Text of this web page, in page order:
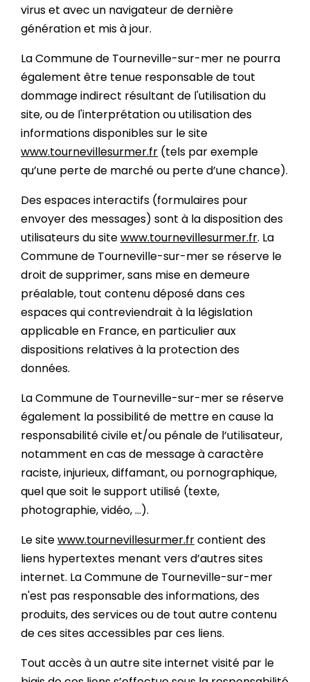
virus et avec un navigateur de dernière
génération et mis à jour.
La Commune de Tourneville-sur-mer ne pourra
également être tenue responsable de tout
dommage indirect résultant de l'utilisation du
site, ou de l'interprétation ou utilisation des
informations disponibles sur le site
www.tournevillesurmer.fr (tels par exemple
qu’une perte de marché ou perte d’une chance).
Des espaces interactifs (formulaires pour
envoyer des messages) sont à la disposition des
utilisateurs du sitewww.tournevillesurmer.fr. La
Commune de Tourneville-sur-mer se réserve le
droit de supprimer, sans mise en demeure
préalable, tout contenu déposé dans ces
espaces qui contreviendrait à la législation
applicable en France, en particulier aux
dispositions relatives à la protection des
données.
La Commune de Tourneville-sur-mer se réserve
également la possibilité de mettre en cause la
responsabilité civile et/ou pénale de l’utilisateur,
notamment en cas de message à caractère
raciste, injurieux, diffamant, ou pornographique,
quel que soit le support utilisé (texte,
photographie, vidéo, …).
Le sitewww.tournevillesurmer.frcontient des
liens hypertextes menant vers d’autres sites
internet. La Commune de Tourneville-sur-mer
n'est pas responsable des informations, des
produits, des services ou de tout autre contenu
de ces sites accessibles par ces liens.
Tout accès à un autre site internet visité par le